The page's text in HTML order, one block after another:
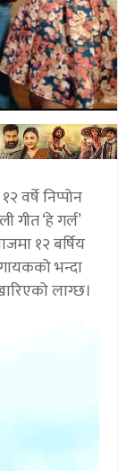
वर्षे निप्पोन
गीत ‘हे गर्ल’
१२ बर्षिय
भन्दा
लाग्छ।